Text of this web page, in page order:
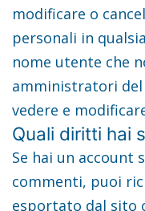
modificare o
personali in
nome utente che
amministratori del
vedere e
Quali diritti hai
Se hai un account
commenti, puoi
esportato dal sito